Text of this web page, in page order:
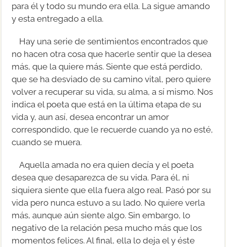
para él y todo su mundo era ella. La sigue amando
y esta entregado a ella.
Hay una serie de sentimientos encontrados que
no hacen otra cosa que hacerle sentir que la desea
más, que la quiere más. Siente que está perdido,
que se ha desviado de su camino vital, pero quiere
volver a recuperar su vida, su alma, a sí mismo. Nos
indica el poeta que está en la última etapa de su
vida y, aun así, desea encontrar un amor
correspondido, que le recuerde cuando ya no esté,
cuando se muera.
Aquella amada no era quien decía y el poeta
desea que desaparezca de su vida. Para él, ni
siquiera siente que ella fuera algo real. Pasó por su
vida pero nunca estuvo a su lado. No quiere verla
más, aunque aún siente algo. Sin embargo, lo
negativo de la relación pesa mucho más que los
momentos felices. Al final, ella lo deja el y éste